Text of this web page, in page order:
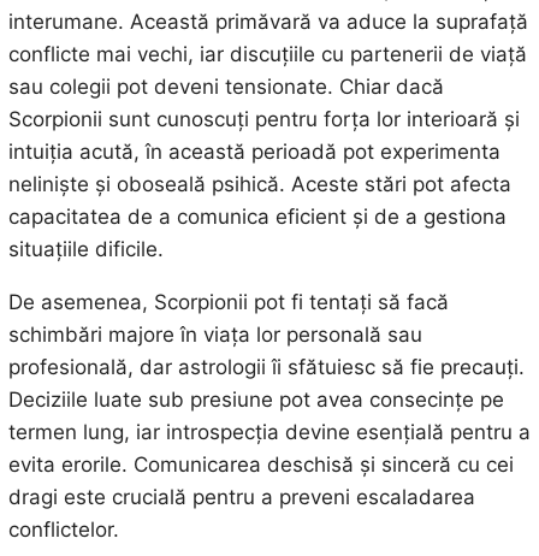
interumane. Această primăvară va aduce la suprafață
conflicte mai vechi, iar discuțiile cu partenerii de viață
sau colegii pot deveni tensionate. Chiar dacă
Scorpionii sunt cunoscuți pentru forța lor interioară și
intuiția acută, în această perioadă pot experimenta
neliniște și oboseală psihică. Aceste stări pot afecta
capacitatea de a comunica eficient și de a gestiona
situațiile dificile.
De asemenea, Scorpionii pot fi tentați să facă
schimbări majore în viața lor personală sau
profesională, dar astrologii îi sfătuiesc să fie precauți.
Deciziile luate sub presiune pot avea consecințe pe
termen lung, iar introspecția devine esențială pentru a
evita erorile. Comunicarea deschisă și sinceră cu cei
dragi este crucială pentru a preveni escaladarea
conflictelor.